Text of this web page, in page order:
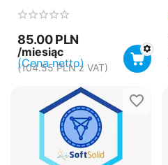
produktów (GPSR) -
płatność miesięczna
(subskrypcja)
85.00 PLN
/miesiąc
(Cena netto)
(104.55 PLNz VAT)